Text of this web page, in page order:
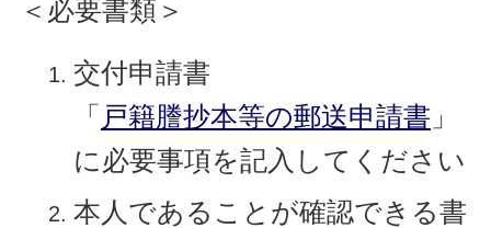
＜必要書類＞
交付申請書
「 戸籍謄抄本等の郵送申請書 」
に必要事項を記入してください
本人であることが確認できる書